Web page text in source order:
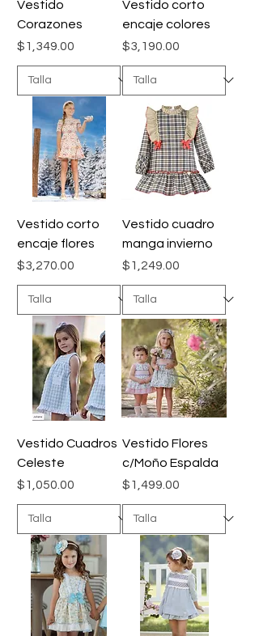
Vestido
Corazones
Precio
$1,349.00
Vestido corto
encaje colores
Precio
$3,190.00
Vestido corto
encaje flores
Precio
$3,270.00
Vestido cuadro
manga invierno
Precio
$1,249.00
Vestido Cuadros
Celeste
Precio
$1,050.00
Vestido Flores
c/Moño Espalda
Precio
$1,499.00